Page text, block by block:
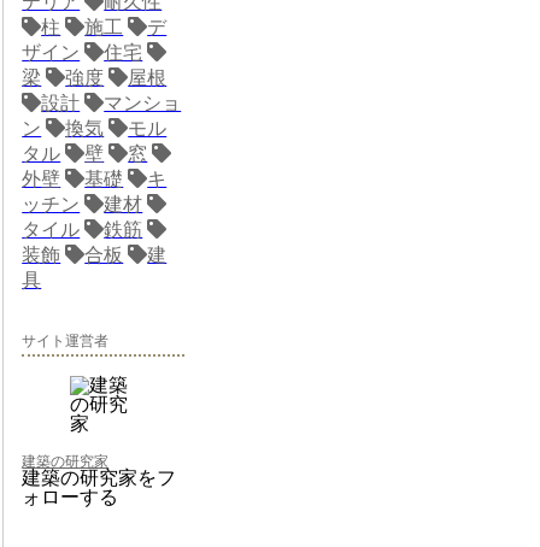
柱
施工
デ
ザイン
住宅
梁
強度
屋根
設計
マンショ
ン
換気
モル
タル
壁
窓
外壁
基礎
キ
ッチン
建材
タイル
鉄筋
装飾
合板
建
具
サイト運営者
建築の研究家
建築の研究家をフ
ォローする